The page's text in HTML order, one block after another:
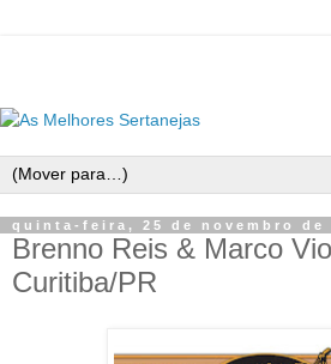
quinta-feira, 25 de novembro de
Brenno Reis & Marco
Curitiba/PR